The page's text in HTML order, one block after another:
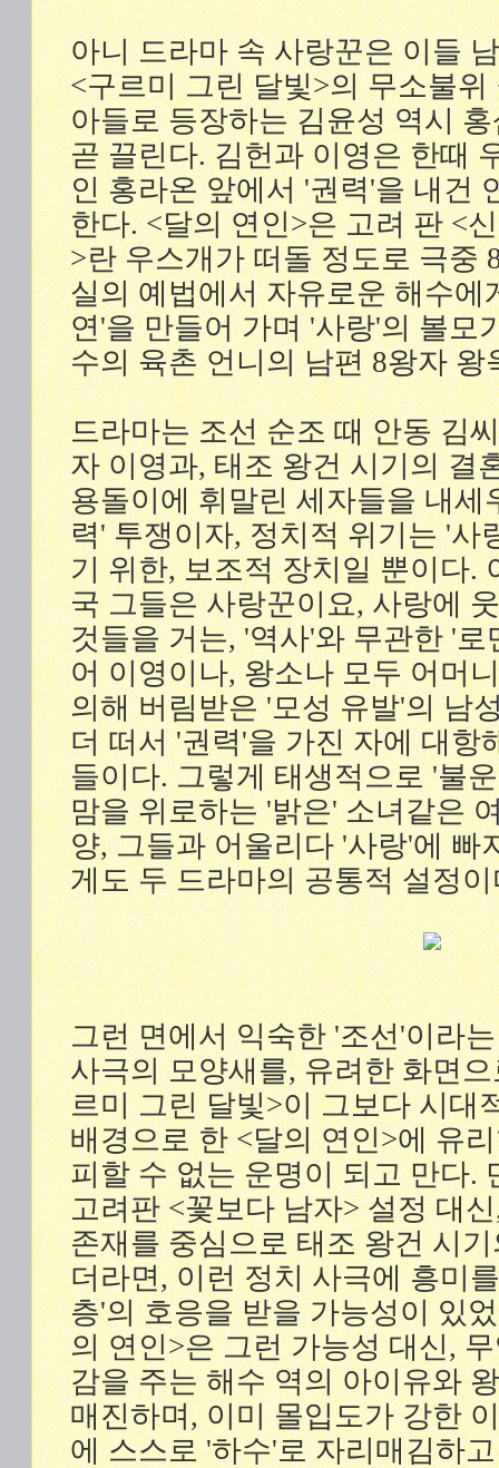
아니 드라마 속 사랑꾼은 이들
<구르미 그린 달빛>의 무소불
아들로 등장하는 김윤성 역시
곧 끌린다. 김헌과 이영은 한때
인 홍라온 앞에서 '권력'을 내건
한다. <달의 연인>은 고려 판 <
>란 우스개가 떠돌 정도로 극중
실의 예법에서 자유로운 해수에
연'을 만들어 가며 '사랑'의 볼모
수의 육촌 언니의 남편 8왕자
드라마는 조선 순조 때 안동 김
자 이영과, 태조 왕건 시기의 결
용돌이에 휘말린 세자들을 내세
력' 투쟁이자, 정치적 위기는 '사
기 위한, 보조적 장치일 뿐이다.
국 그들은 사랑꾼이요, 사랑에
것들을 거는, '역사'와 무관한 '
어 이영이나, 왕소나 모두 어머
의해 버림받은 '모성 유발'의 남
더 떠서 '권력'을 가진 자에 대항
들이다. 그렇게 태생적으로 '불
맘을 위로하는 '밝은' 소녀같은
양, 그들과 어울리다 '사랑'에 빠
게도 두 드라마의 공통적 설정
그런 면에서 익숙한 '조선'이라
사극의 모양새를, 유려한 화면
르미 그린 달빛>이 그보다 시대
배경으로 한 <달의 연인>에 유
피할 수 없는 운명이 되고 만다.
고려판 <꽃보다 남자> 설정 대
존재를 중심으로 태조 왕건 시
더라면, 이런 정치 사극에 흥미
층'의 호응을 받을 가능성이 있
의 연인>은 그런 가능성 대신,
감을 주는 해수 역의 아이유와
매진하며, 이미 몰입도가 강한
에 스스로 '하수'로 자리매김하